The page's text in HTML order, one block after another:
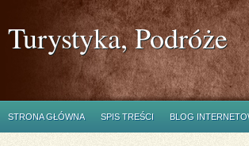
Turystyka, Podróże
STRONA GŁÓWNA SPIS TREŚCI BLOG